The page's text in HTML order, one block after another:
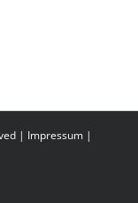
| Impressum |